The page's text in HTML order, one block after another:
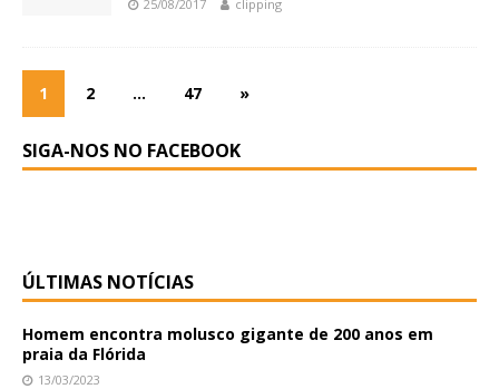
25/08/2017 clipping
1 2 … 47 »
SIGA-NOS NO FACEBOOK
ÚLTIMAS NOTÍCIAS
Homem encontra molusco gigante de 200 anos em
praia da Flórida
13/03/2023